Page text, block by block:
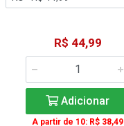
R$ 44,99
Adicionar
A partir de 10: R$ 38,49